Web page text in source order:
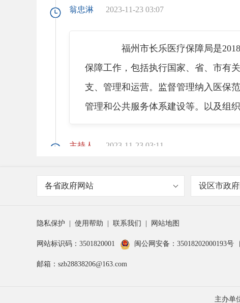
翁忠淋 2023-11-23 03:07
福州市长乐医疗保障局是2018
保障工作，包括执行国家、省、市有
支、管理和运营。监督管理纳入医保
管理和公共服务体系建设等。以及组
主持人 2023-11-23 03:11
我们知道医疗保障是一项重要
也是比较大的，那么请翁局长给我们
翁忠淋 2023-11-23 03:14
确实是这样，为了更好地为广
各省政府网站 设区市政
隐私保护 使用帮助 联系我们 网站地图
网站标识码：3501820001 闽公网安备：35018202000193号
邮箱：szb28838206@163.com
主办单